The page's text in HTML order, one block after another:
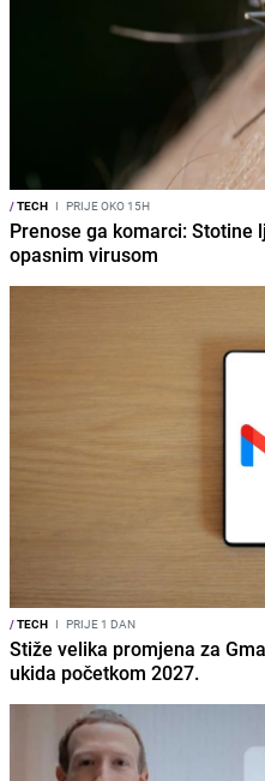
/TECH I PRIJE OKO 15H
Prenose ga komarci: Stotine
opasnim virusom
/TECH I PRIJE 1 DAN
Stiže velika promjena za
ukida početkom 2027.